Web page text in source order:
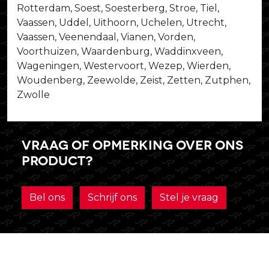
Rotterdam, Soest, Soesterberg, Stroe, Tiel,
Vaassen, Uddel, Uithoorn, Uchelen, Utrecht,
Vaassen, Veenendaal, Vianen, Vorden,
Voorthuizen, Waardenburg, Waddinxveen,
Wageningen, Westervoort, Wezep, Wierden,
Woudenberg, Zeewolde, Zeist, Zetten, Zutphen,
Zwolle
Vraag of opmerking over ons
product?
Bel ons Schrijf ons Stel je vraag